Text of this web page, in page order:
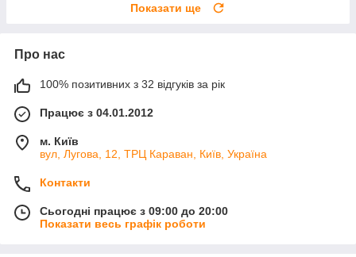
Показати ще
Про нас
100% позитивних з 32 відгуків за рік
Працює з 04.01.2012
м. Київ
вул, Лугова, 12, ТРЦ Караван, Київ, Україна
Контакти
Сьогодні працює з 09:00 до 20:00
Показати весь графік роботи